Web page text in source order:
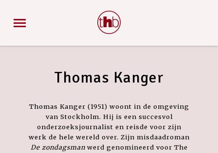
Thomas Kanger
Thomas Kanger (1951) woont in de omgeving
van Stockholm. Hij is een succesvol
onderzoeksjournalist en reisde voor zijn
werk de hele wereld over. Zijn misdaadroman
De zondagsmanwerd genomineerd voor The